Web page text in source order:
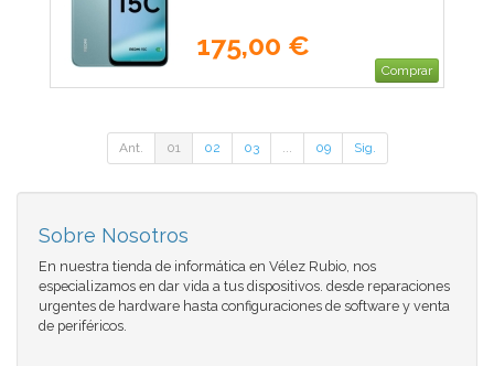
175,00 €
Comprar
Ant. 01 02 03 09 Sig.
Sobre Nosotros
En nuestra tienda de informática en Vélez Rubio, nos
especializamos en dar vida a tus dispositivos. desde reparaciones
urgentes de hardware hasta configuraciones de software y venta
de periféricos.